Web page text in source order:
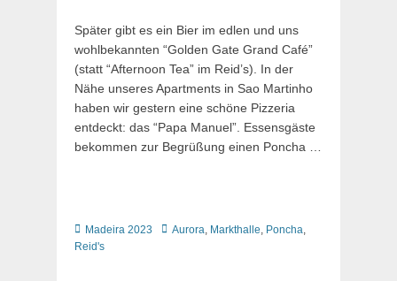
Später gibt es ein Bier im edlen und uns
wohlbekannten “Golden Gate Grand Café”
(statt “Afternoon Tea” im Reid’s). In der
Nähe unseres Apartments in Sao Martinho
haben wir gestern eine schöne Pizzeria
entdeckt: das “Papa Manuel”. Essensgäste
bekommen zur Begrüßung einen Poncha …
Kategorien
Madeira 2023 Schlagworte
Aurora, Markthalle, Poncha,
Reid's